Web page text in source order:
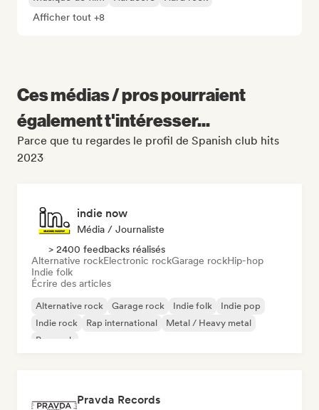
Afficher tout +8
Ces médias / pros pourraient
également t'intéresser...
Parce que tu regardes le profil de Spanish club hits
2023
indie now
Média / Journaliste
> 2400 feedbacks réalisés
Alternative rockElectronic rockGarage rockHip-hop
Indie folk
Écrire des articles
Alternative rock Garage rock Indie folk
Indie pop
Indie rock
Rap international
Metal / Heavy metal
Pop rock
Pravda Records